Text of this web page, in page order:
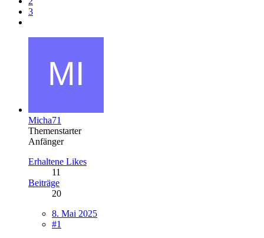
3
Micha71
Themenstarter
Anfänger
Erhaltene Likes
11
Beiträge
20
8. Mai 2025
#1